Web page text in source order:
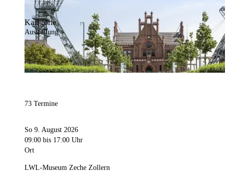
Kategorie
Ausstellung
73 Termine
So 9. August 2026
09:00 bis 17:00 Uhr
Ort
LWL-Museum Zeche Zollern